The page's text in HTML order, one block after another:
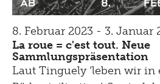
8. Februar 2023 - 3. Januar
La roue = c'est tout. Neue
Sammlungspräsentation
Laut Tinguely ‘leben wir in